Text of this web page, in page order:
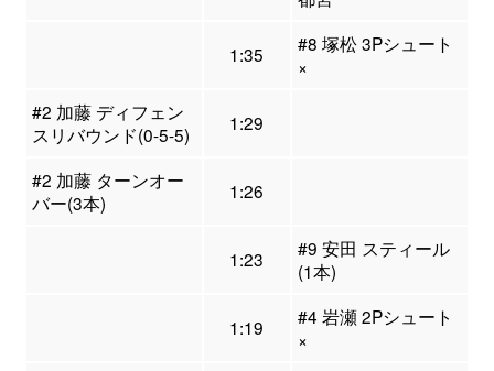
1:35
#8 塚松 3Pシュート
×
#2 加藤 ディフェン
スリバウンド(0-5-5)
1:29
#2 加藤 ターンオー
バー(3本)
1:26
1:23
#9 安田 スティール
(1本)
1:19
#4 岩瀬 2Pシュート
×